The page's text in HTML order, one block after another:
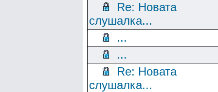
Re: Новата
слушалка...
...
...
Re: Новата
слушалка...